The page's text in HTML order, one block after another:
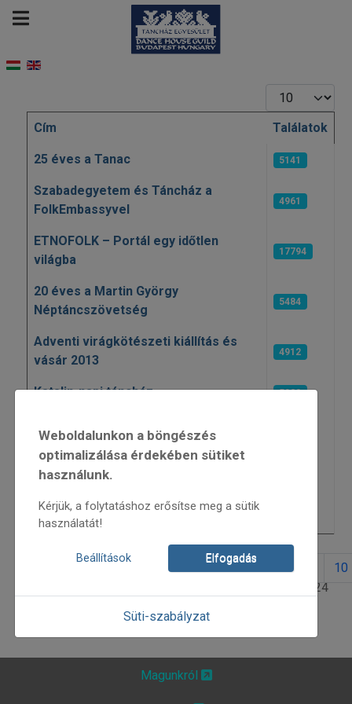
Tételek #
Cikkek
Cím Találatok
25 éves a Tanac 5141
Szabadegyetem és Táncház a
FolkEmbassyvel
4961
ETNOFOLK – Portál egy időtlen
világba
17794
20 éves a Martin György
Néptáncszövetség
5484
Adventi virágkötészeti kiállítás és
vásár 2013
4912
Katalin-napi táncház 5020
Fellépési lehetőség...
Héttorony Fesztivál 2013
5. oldal / 24
5 6 7 10
Weboldalunkon a böngészés
optimalizálása érdekében sütiket
használunk.
Kérjük, a folytatáshoz erősítse meg a sütik
használatát!
Beállítások Elfogadás
Süti-szabályzat
Magunkról